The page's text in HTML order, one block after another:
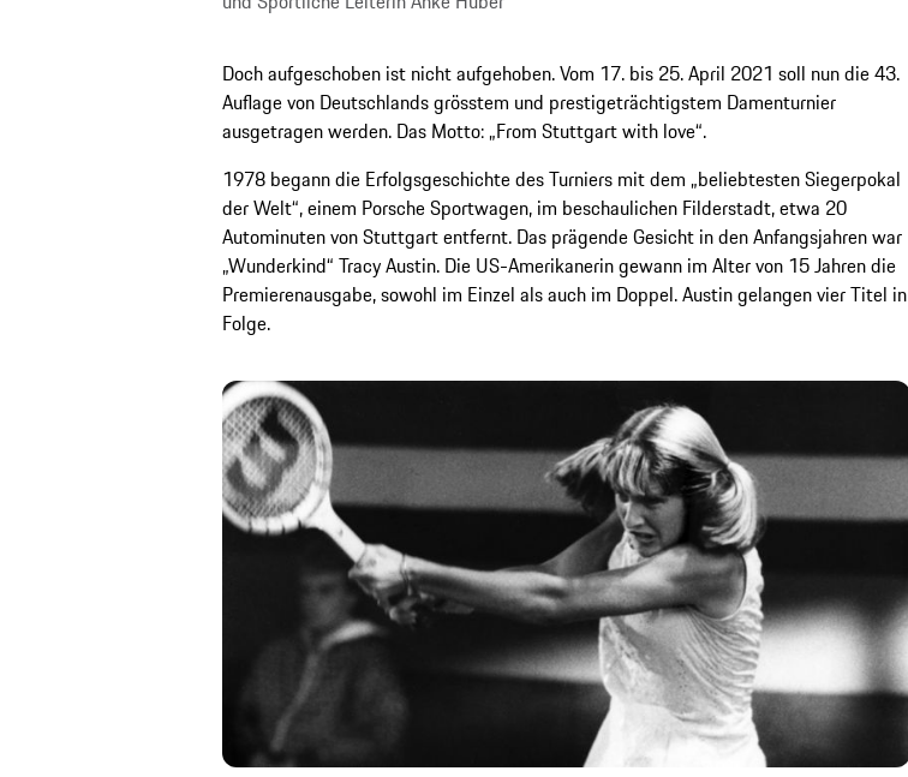
Doch aufgeschoben ist nicht aufgehoben. Vom 17. bis 25. April 2021 soll nun die 43.
Auflage von Deutschlands grösstem und prestigeträchtigstem Damenturnier
ausgetragen werden. Das Motto: „From Stuttgart with love“.
1978 begann die Erfolgsgeschichte des Turniers mit dem „beliebtesten Siegerpokal
der Welt“, einem Porsche Sportwagen, im beschaulichen Filderstadt, etwa 20
Autominuten von Stuttgart entfernt. Das prägende Gesicht in den Anfangsjahren war
„Wunderkind“ Tracy Austin. Die US-Amerikanerin gewann im Alter von 15 Jahren die
Premierenausgabe, sowohl im Einzel als auch im Doppel. Austin gelangen vier Titel in
Folge.